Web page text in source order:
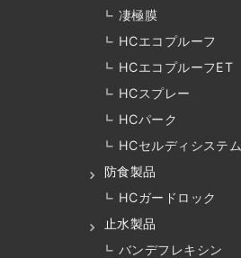
凄極膜
HCエコプルーフ
HCエコプルーフET
HCスプレー
HCパーク
HCセルディシステム
防食製品
HCガードロック
止水製品
バンデフレキシン